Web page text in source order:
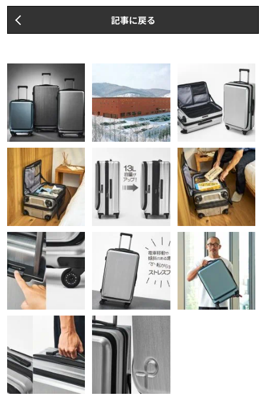
記事に戻る